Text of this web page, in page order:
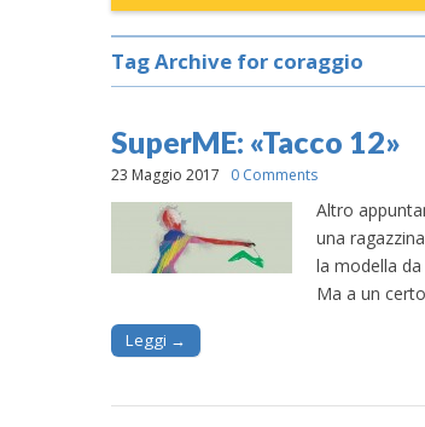
Sub menu
Tag Archive for coraggio
SuperME: «Tacco 12»
23 Maggio 2017 0 Comments
Altro
una
la modella
Ma a un
Leggi →